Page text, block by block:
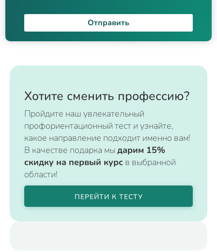
Отправить
Хотите сменить профессию?
Пройдите наш увлекательный
профориентационный тест и узнайте,
какое направление подходит именно вам!
В качестве подарка мы дарим 15%
скидку на первый курс в выбранной
области!
ПЕРЕЙТИ К ТЕСТУ